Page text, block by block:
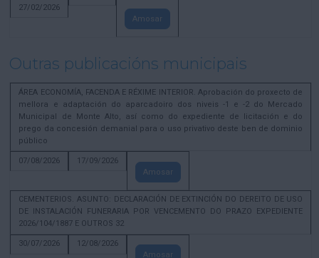
27/02/2026
Amosar
Outras publicacións municipais
ÁREA ECONOMÍA, FACENDA E RÉXIME INTERIOR. Aprobación do proxecto de
mellora e adaptación do aparcadoiro dos niveis -1 e -2 do Mercado
Municipal de Monte Alto, así como do expediente de licitación e do
prego da concesión demanial para o uso privativo deste ben de dominio
público
07/08/2026
17/09/2026
Amosar
CEMENTERIOS. ASUNTO: DECLARACIÓN DE EXTINCIÓN DO DEREITO DE USO
DE INSTALACIÓN FUNERARIA POR VENCEMENTO DO PRAZO EXPEDIENTE
2026/104/1887 E OUTROS 32
30/07/2026
12/08/2026
Amosar